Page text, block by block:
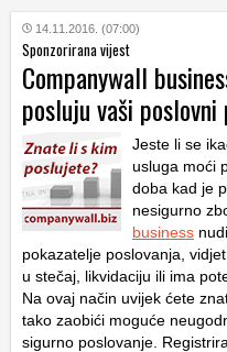
14.11.2016. (07:00)
Sponzorirana vijest
Companywall
posluju vaši
Jeste li se
usluga moći
doba kad je
nesigurno
business
pokazatelje poslovanja,
u stečaj, likvidaciju ili ima
Na ovaj način uvijek ćete
tako zaobići moguće
sigurno poslovanje.